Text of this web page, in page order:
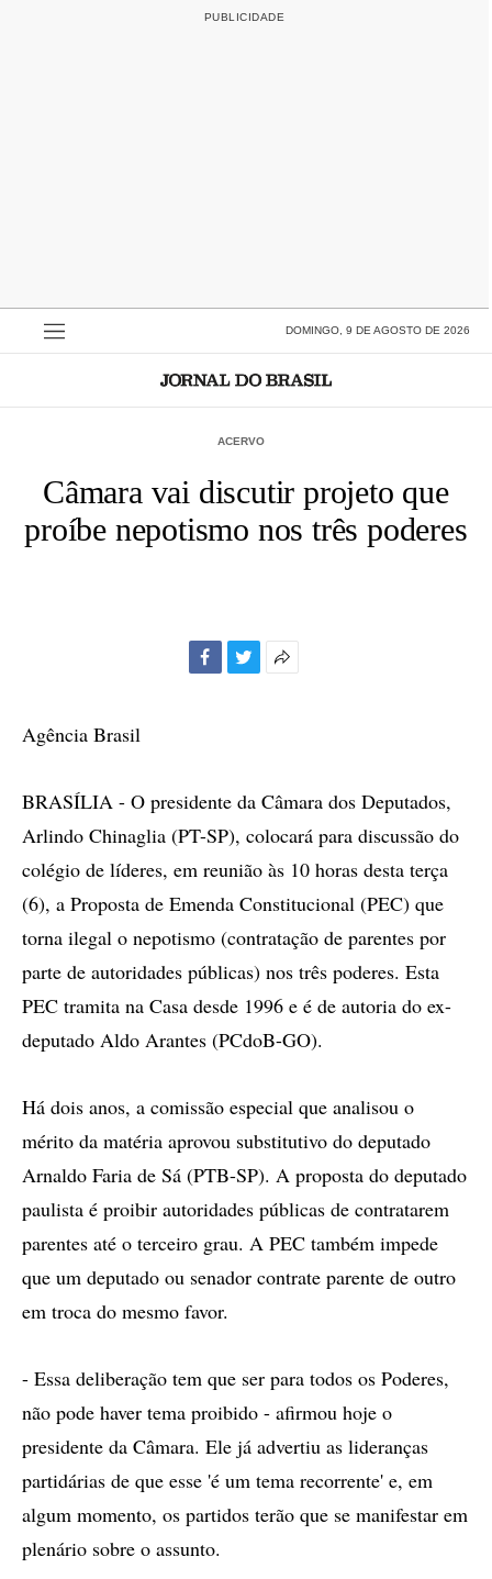
DOMINGO, 9 DE AGOSTO DE 2026
ACERVO
Câmara vai discutir projeto que
proíbe nepotismo nos três poderes
Agência Brasil
BRASÍLIA - O presidente da Câmara dos Deputados,
Arlindo Chinaglia (PT-SP), colocará para discussão do
colégio de líderes, em reunião às 10 horas desta terça
(6), a Proposta de Emenda Constitucional (PEC) que
torna ilegal o nepotismo (contratação de parentes por
parte de autoridades públicas) nos três poderes. Esta
PEC tramita na Casa desde 1996 e é de autoria do ex-
deputado Aldo Arantes (PCdoB-GO).
Há dois anos, a comissão especial que analisou o
mérito da matéria aprovou substitutivo do deputado
Arnaldo Faria de Sá (PTB-SP). A proposta do deputado
paulista é proibir autoridades públicas de contratarem
parentes até o terceiro grau. A PEC também impede
que um deputado ou senador contrate parente de outro
em troca do mesmo favor.
- Essa deliberação tem que ser para todos os Poderes,
não pode haver tema proibido - afirmou hoje o
presidente da Câmara. Ele já advertiu as lideranças
partidárias de que esse 'é um tema recorrente' e, em
algum momento, os partidos terão que se manifestar em
plenário sobre o assunto.